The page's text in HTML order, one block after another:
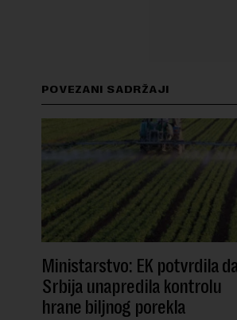
POVEZANI SADRŽAJI
Ministarstvo: EK potvrdila
Srbija unapredila kontrolu
hrane biljnog porekla